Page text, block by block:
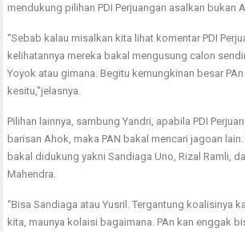
mendukung pilihan PDI Perjuangan asalkan bukan
“Sebab kalau misalkan kita lihat komentar PDI
kelihatannya mereka bakal mengusung calon
Yoyok atau gimana. Begitu kemungkinan besar
kesitu,”jelasnya.
Pilihan lainnya, sambung Yandri, apabila PDI
barisan Ahok, maka PAN bakal mencari jagoan
bakal didukung yakni Sandiaga Uno, Rizal Ramli,
Mahendra.
“Bisa Sandiaga atau Yusril. Tergantung koalisinya
kita, maunya kolaisi bagaimana. PAn kan enggak